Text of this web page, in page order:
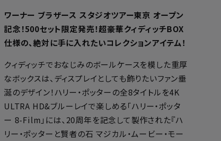
ワーナー ブラザース スタジオツアー東京 オープン
記念！500セット限定発売！超豪華クィディッチBOX
仕様の、絶対に手に入れたいコレクションアイテム！
クィディッチでおなじみのボールケースを模した重厚
なボックスは、ディスプレイとしても飾りたいファン垂
涎のデザイン！ハリー・ポッターの全8タイトルを4K
ULTRA HD&ブルーレイで楽しめる「ハリー・ポッタ
ー 8-Film」には、20周年を記念して製作された『ハ
リー・ポッターと賢者の石 マジカル・ムービー・モー